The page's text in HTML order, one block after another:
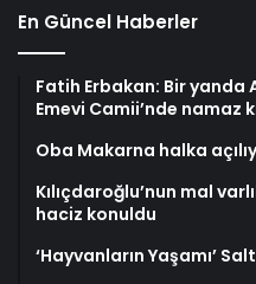
En Güncel Haberler
Fatih Erbakan: Bir yanda
Emevi Camii’nde namaz
Oba Makarna halka
Kılıçdaroğlu’nun mal
haciz konuldu
‘Hayvanların Yaşamı’